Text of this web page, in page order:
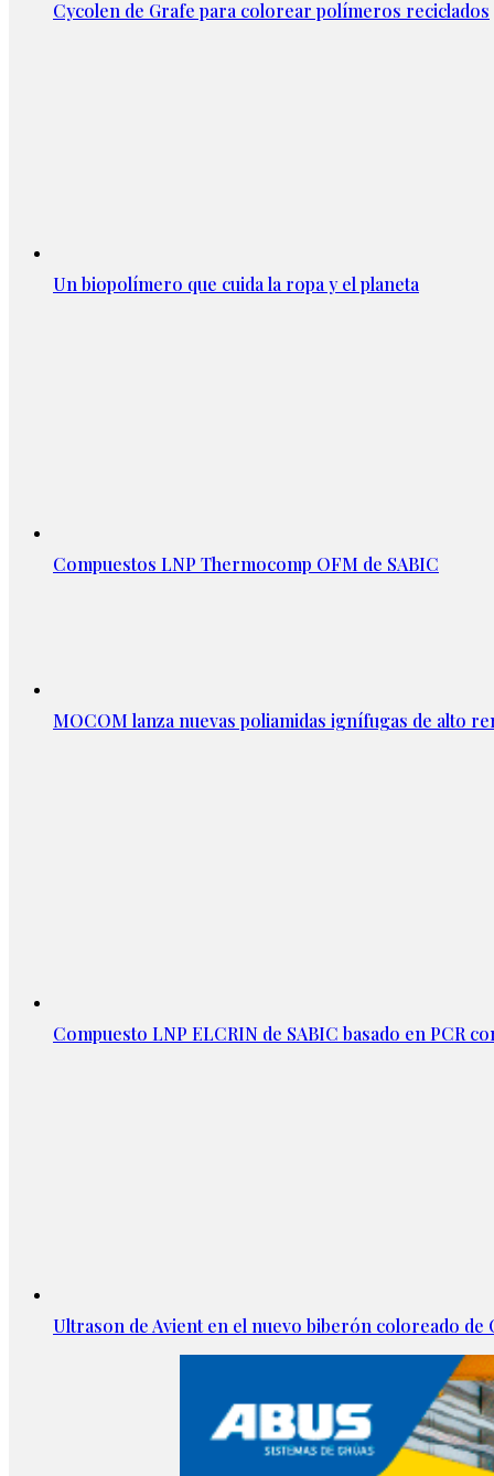
Cycolen de Grafe para colorear polímeros reciclados
Un biopolímero que cuida la ropa y el planeta
Compuestos LNP Thermocomp OFM de SABIC
MOCOM lanza nuevas poliamidas ignífugas de alto
Compuesto LNP ELCRIN de SABIC basado en PCR
Ultrason de Avient en el nuevo biberón coloreado de